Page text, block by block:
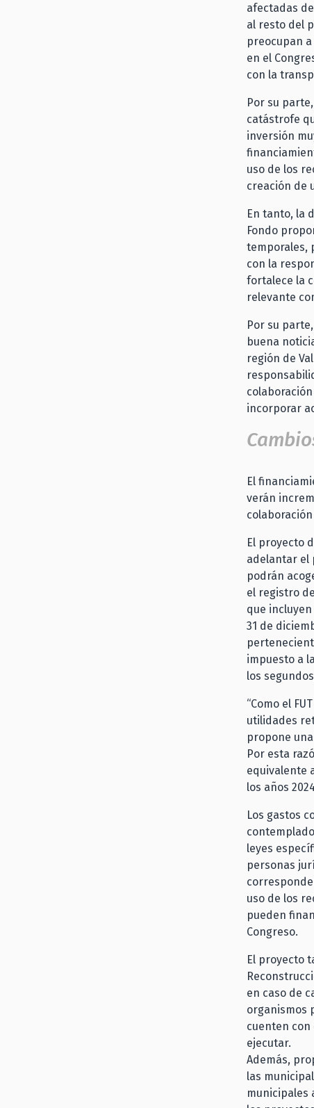
afectadas
al resto del
preocupan
en el
con la
Por su
catástrofe
inversión
uso de los
creación de
En tanto, la
Fondo
temporales,
con la
fortalece la
relevante
Por su
buena
región de
incorporar
El
verán
El proyecto
adelantar el
podrán
el registro
que
31 de
impuesto a
los
“Como el
utilidades
propone
Por esta
equivalente
los años
Los gastos
leyes
personas
uso de los
pueden
Congreso.
El proyecto
en caso de
organismos
cuenten
ejecutar.
Además,
las
municipales